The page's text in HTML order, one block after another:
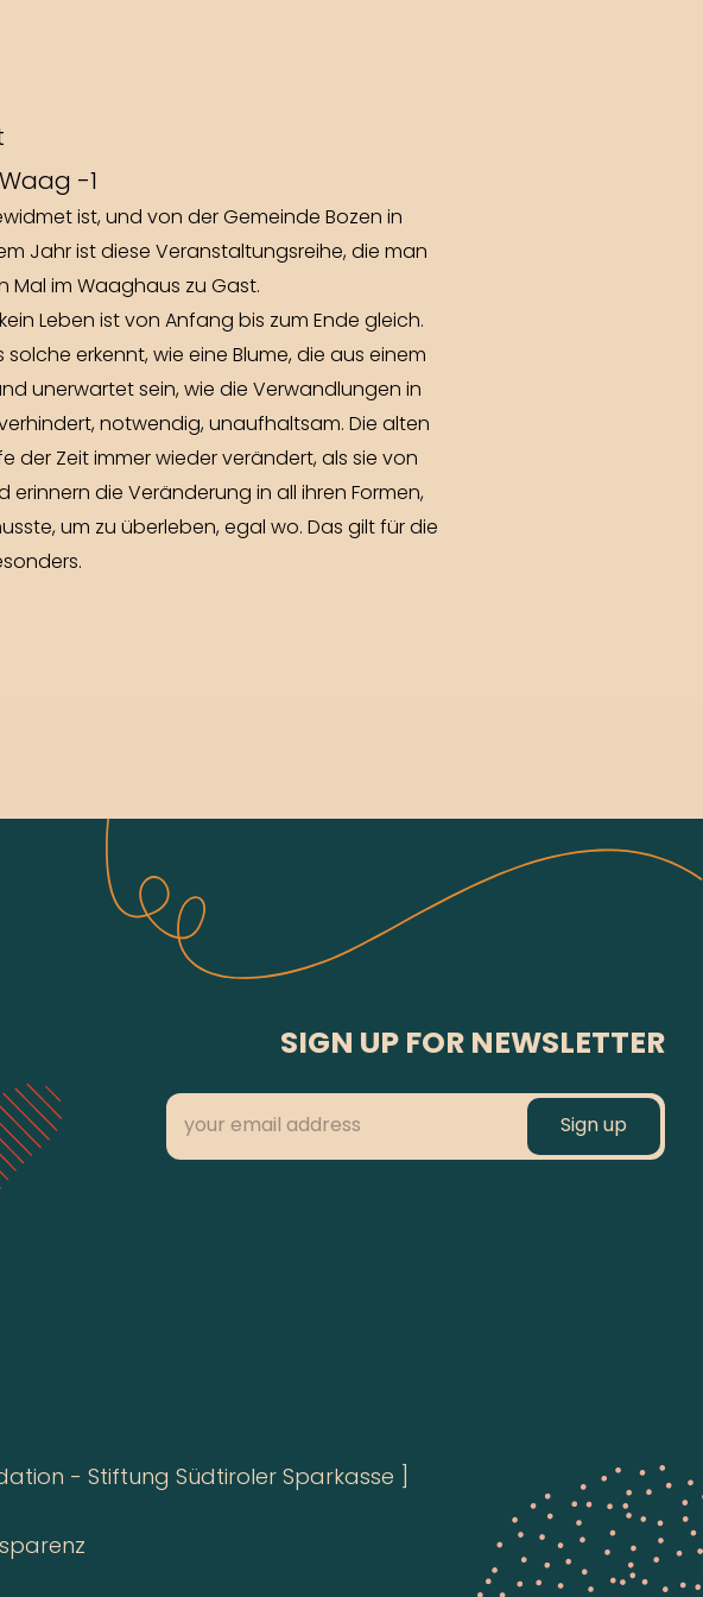
-1
ist, und von der Gemeinde Bozen in
Jahr ist diese Veranstaltungsreihe, die man
Mal im Waaghaus zu Gast.
Leben ist von Anfang bis zum Ende gleich.
erkennt, wie eine Blume, die aus einem
unerwartet sein, wie die Verwandlungen in
notwendig, unaufhaltsam. Die alten
der Zeit immer wieder verändert, als sie von
die Veränderung in all ihren Formen,
um zu überleben, egal wo. Das gilt für die
SIGN UP FOR NEWSLETTER
- Stiftung Südtiroler Sparkasse ]